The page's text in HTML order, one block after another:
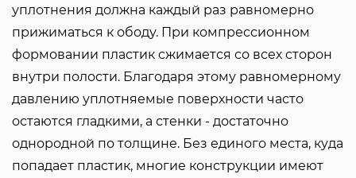
уплотнения должна каждый раз равномерно
прижиматься к ободу. При компрессионном
формовании пластик сжимается со всех сторон
внутри полости. Благодаря этому равномерному
давлению уплотняемые поверхности часто
остаются гладкими, а стенки - достаточно
однородной по толщине. Без единого места, куда
попадает пластик, многие конструкции имеют